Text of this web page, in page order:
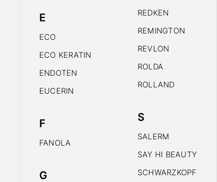
E
ECO
ECO KERATIN
ENDOTEN
EUCERIN
F
FANOLA
G
REDKEN
REMINGTON
REVLON
ROLDA
ROLLAND
S
SALERM
SAY HI BEAUTY
SCHWARZKOPF